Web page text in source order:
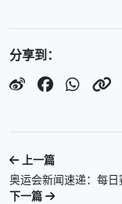
分享到：
上一篇
奥运会新闻速递：每
下一篇